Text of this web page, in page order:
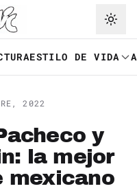
ESTILO DE VIDA
2022
y
la mejor
mexicano